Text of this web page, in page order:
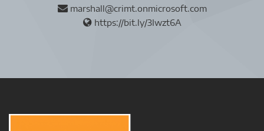
marshall@crimt.onmicrosoft.com
https://bit.ly/3Iwzt6A